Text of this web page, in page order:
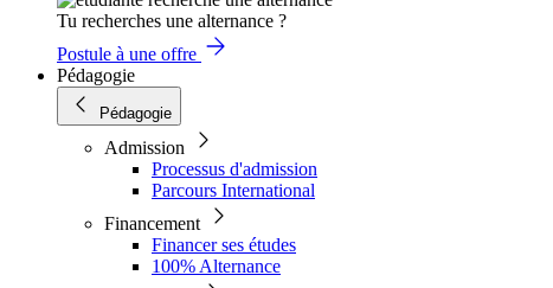
Tu recherches une alternance ?
Postule à une offre
Pédagogie
Pédagogie
Admission
Processus d'admission
Parcours International
Financement
Financer ses études
100% Alternance